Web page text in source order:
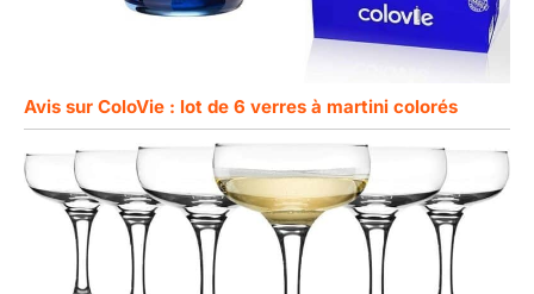
Avis sur ColoVie : lot de 6 verres à martini colorés